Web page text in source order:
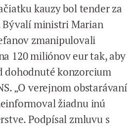
kauzy bol tender za
Bývalí ministri Marian
zmanipulovali
120 miliónov eur tak, aby
dohodnuté konzorcium
„O verejnom obstarávaní
žiadnu inú
Podpísal zmluvu s